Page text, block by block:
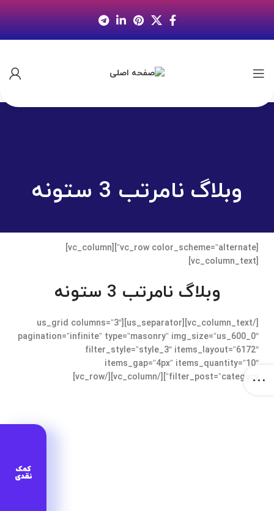
وبلاگ نامرتب 3 ستونه
[vc_row color_scheme=”alternate”][vc_column]
[vc_column_text]
وبلاگ نامرتب 3 ستونه
[/vc_column_text][us_separator][us_grid columns=”3″
pagination=”infinite” type=”masonry” img_size=”us_600_0″
filter_style=”style_3″ items_layout=”6172″
items_gap=”4px” items_quantity=”10″
filter_post=”category”][/vc_column][/vc_row]
کمک
نقدی